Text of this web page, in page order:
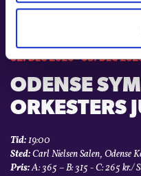
02. DEC 2026 - 03. DEC
ODENSE
ORKESTERS
Tid:19:00
Sted:Carl Nielsen Salen, Odense
Pris:A: 365 – B: 315 - C: 265 kr./